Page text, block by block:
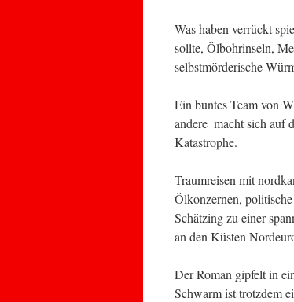
Was haben verrückt
sollte, Ölbohrinseln,
selbstmörderische
Ein buntes Team von
andere  macht sich
Katastrophe.
Traumreisen mit
Ölkonzernen,
Schätzing zu einer
an den Küsten
Der Roman gipfelt in
Schwarm ist trotzdem